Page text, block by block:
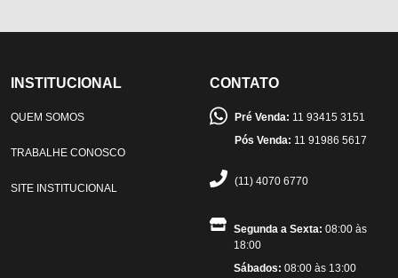
INSTITUCIONAL
QUEM SOMOS
TRABALHE CONOSCO
SITE INSTITUCIONAL
CONTATO
Pré Venda: 11 93415 3151
Pós Venda: 11 91986 5617
(11) 4070 6770
Segunda a Sexta: 08:00 às
18:00
Sábados: 08:00 às 13:00